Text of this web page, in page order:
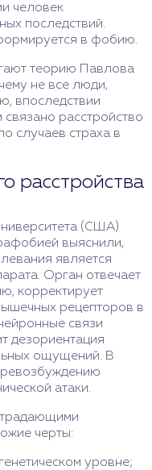
человек
последствий.
в фобию.
теорию Павлова
не все люди,
впоследствии
расстройство
случаев страха в
расстройства
(США)
выяснили,
является
Орган отвечает
корректирует
рецепторов в
связи
дезориентация
ощущений. В
атаки.
черты:
уровне;